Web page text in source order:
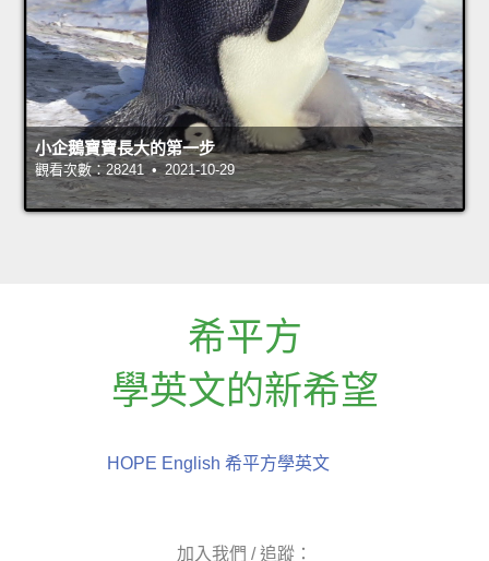
小企鵝寶寶長大的第一步
觀看次數：28241 • 2021-10-29
希平方
學英文的新希望
HOPE English 希平方學英文
加入我們 / 追蹤：